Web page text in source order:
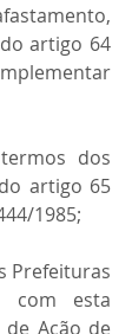
artigo 64
dos
artigo 65
1985;
Prefeituras
com esta
Ação de